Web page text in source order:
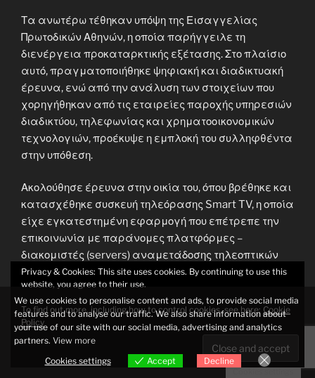
Τα ανωτέρω τέθηκαν υπόψη της Εισαγγελίας
Πρωτοδικών Αθηνών, η οποία παρήγγειλε τη
διενέργεια προκαταρκτικής εξέτασης. Στο πλαίσιο
αυτό, πραγματοποιήθηκε ψηφιακή και διαδικτυακή
έρευνα, ενώ από την ανάλυση των στοιχείων που
χορηγήθηκαν από τις εταιρείες παροχής υπηρεσιών
διαδικτύου, τηλεφωνίας και χρηματοοικονομικών
τεχνολογιών, προέκυψε η εμπλοκή του συλληφθέντα
στην υπόθεση.
Ακολούθησε έρευνα στην οικία του, όπου βρέθηκε και
κατασχέθηκε συσκευή τηλεόρασης Smart TV, η οποία
είχε εγκατεστημένη εφαρμογή που επέτρεπε την
επικοινωνία με παράνομες πλατφόρμες –
διακομιστές (servers) αναμετάδοσης τηλεοπτικών
καναλιών χωρίς την άδεια των δικαιούχων, ενώ
παράλληλα έδινε τη δυνατότητα παράνομης
θέασης συνδρομητικών τηλεοπτικών καναλιών και
πρόσβαση στη ταινιοθήκη των εταιρειών αυτών,
χωρίς τη νόμιμη συνδρομή. Επιπλέον, κατασχέθηκε
και ένα κινητό τηλέφωνο.
We use cookies to personalise content and ads, to provide social media
features and to analyse our traffic. We also share information about
your use of our site with our social media, advertising and analytics
partners. View more
Cookies settings
Accept Decline
Privacy & Cookies: This site uses cookies. By continuing to use this
website, you agree to their use.
To find out more, including how to control cookies, see here: Cookie
Policy